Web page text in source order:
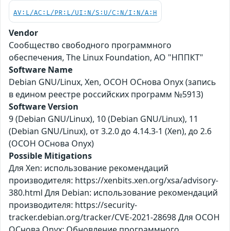
AV:L/AC:L/PR:L/UI:N/S:U/C:N/I:N/A:H
Vendor
Сообщество свободного программного
обеспечения, The Linux Foundation, АО "НППКТ"
Software Name
Debian GNU/Linux, Xen, ОСОН ОСнова Оnyx (запись
в едином реестре российских программ №5913)
Software Version
9 (Debian GNU/Linux), 10 (Debian GNU/Linux), 11
(Debian GNU/Linux), от 3.2.0 до 4.14.3-1 (Xen), до 2.6
(ОСОН ОСнова Оnyx)
Possible Mitigations
Для Xen: использование рекомендаций
производителя: https://xenbits.xen.org/xsa/advisory-
380.html Для Debian: использование рекомендаций
производителя: https://security-
tracker.debian.org/tracker/CVE-2021-28698 Для ОСОН